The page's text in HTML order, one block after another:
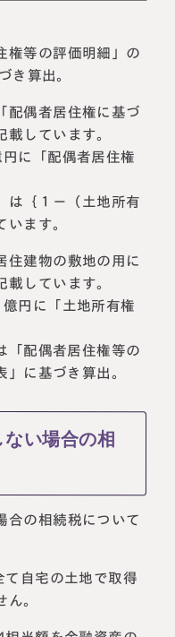
等の評価明細」の
き算出。
偶者居住権に基づ
載しています。
「配偶者居住権
｛１－（土地所有
ます。
建物の敷地の用に
しています。
に「土地所有権
配偶者居住権等の
に基づき算出。
い場合の相
合の相続税について
自宅の土地で取得
ん。